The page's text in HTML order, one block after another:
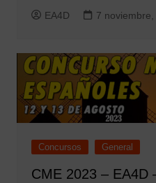
EA4D 7 noviembre,
Concursos General
CME 2023 – EA4D